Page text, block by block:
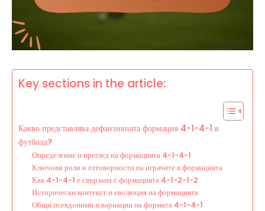
Key sections in the article:
Какво представлява дефанзивната формация 4-1-4-1 в
футбола?
Определение и преглед на формацията 4-1-4-1
Ключови роли и отговорности на играчите в формацията
Как 4-1-4-1 е свързана с формацията 4-1-2-1-2
Исторически контекст и еволюция на формацията
Общи псевдоними и вариации на формата 4-1-4-1